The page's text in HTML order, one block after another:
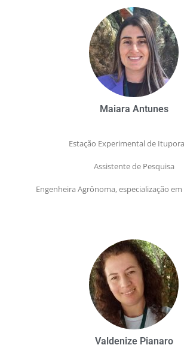
Maiara Antunes
Estação Experimental de
Assistente de Pesquisa
Engenheira Agrônoma, especialização
Valdenize Pianaro